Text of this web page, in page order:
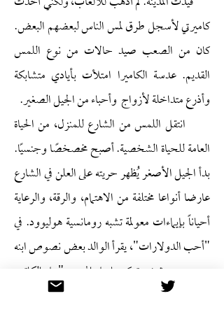
كاميرتي لأسجل طرق لمس الناس لبعضهم البعض.
كان من الصعب صيد حالات من نوع اللمس
القديم. عدسة الكاميرا امتلأت بأيادي متشابكة
وأذرع متداخلة لأزواج وأحباء من الجيل الصغير.
انتقل اللمس من الشارع للمنزل، من الحياة
العامة للحياة الشخصية. أصبح مخصخصًا وجنسيًا.
بدأ الجيل الأصغر يُظهر حريته على العلن في الشارع
عارضا أنواعا مختلفة من الاهتمام، والرقة، والرعاية
أحياناً بإيماءات معولمة تشبه رومانسية هوليوود. في
"أحب الدولارات"، يقرأ الوالد بعض نصوص ابنه
جو وين ويعترض تركيزها على الهوى: "على الكاتب
أن يوفر للناس شيئًا إيجابيًا، شيئا ليقتدوا به، كالُمثُل